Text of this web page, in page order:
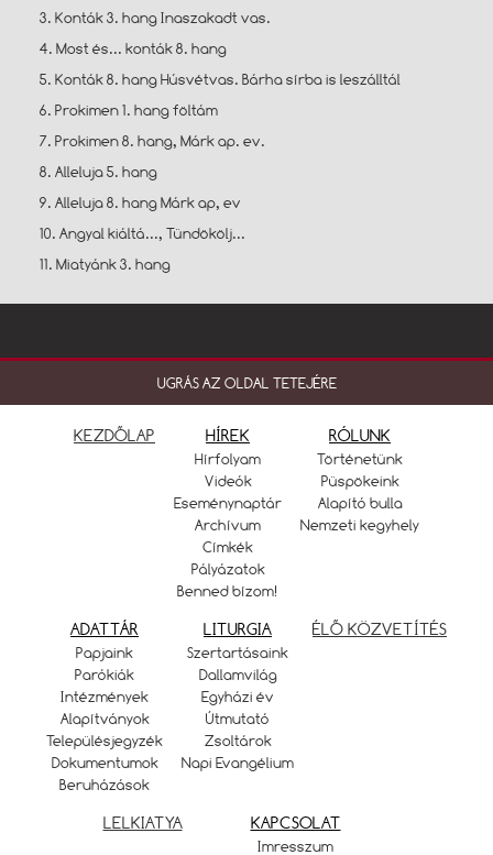
3. Konták 3. hang Inaszakadt vas.
4. Most és... konták 8. hang
5. Konták 8. hang Húsvétvas. Bárha sírba is leszálltál
6. Prokimen 1. hang föltám
7. Prokimen 8. hang, Márk ap. ev.
8. Alleluja 5. hang
9. Alleluja 8. hang Márk ap, ev
10. Angyal kiáltá..., Tündökölj...
11. Miatyánk 3. hang
UGRÁS AZ OLDAL TETEJÉRE
KEZDŐLAP HÍREK
Hírfolyam
Videók
Eseménynaptár
Archívum
Címkék
Pályázatok
Benned bízom!
RÓLUNK
Történetünk
Püspökeink
Alapító bulla
Nemzeti kegyhely
ADATTÁR
Papjaink
Parókiák
Intézmények
Alapítványok
Településjegyzék
Dokumentumok
Beruházások
LITURGIA
Szertartásaink
Dallamvilág
Egyházi év
Útmutató
Zsoltárok
Napi Evangélium
ÉLŐ KÖZVETÍTÉS
LELKIATYA KAPCSOLAT
Imresszum